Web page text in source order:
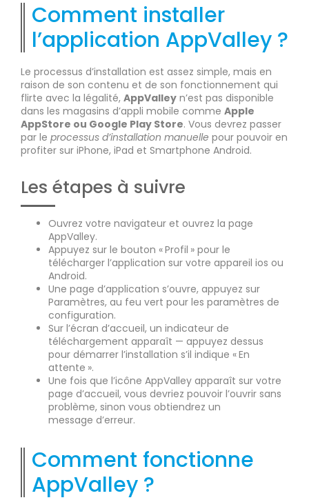
Comment installer
l’application AppValley ?
Le processus d’installation est assez simple, mais en
raison de son contenu et de son fonctionnement qui
flirte avec la légalité, AppValley n’est pas disponible
dans les magasins d’appli mobile comme Apple
AppStore ou Google Play Store. Vous devrez passer
par le processus d’installation manuelle pour pouvoir en
profiter sur iPhone, iPad et Smartphone Android.
Les étapes à suivre
Ouvrez votre navigateur et ouvrez la page
AppValley.
Appuyez sur le bouton « Profil » pour le
télécharger l’application sur votre appareil ios ou
Android.
Une page d’application s’ouvre, appuyez sur
Paramètres, au feu vert pour les paramètres de
configuration.
Sur l’écran d’accueil, un indicateur de
téléchargement apparaît — appuyez dessus
pour démarrer l’installation s’il indique « En
attente ».
Une fois que l’icône AppValley apparaît sur votre
page d’accueil, vous devriez pouvoir l’ouvrir sans
problème, sinon vous obtiendrez un
message d’erreur.
Comment fonctionne
AppValley ?